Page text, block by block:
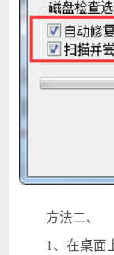
方法二、
1、在桌面上